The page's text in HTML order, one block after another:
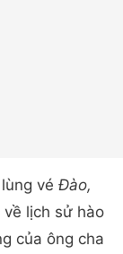
vé Đào,
lịch sử hào
của ông cha